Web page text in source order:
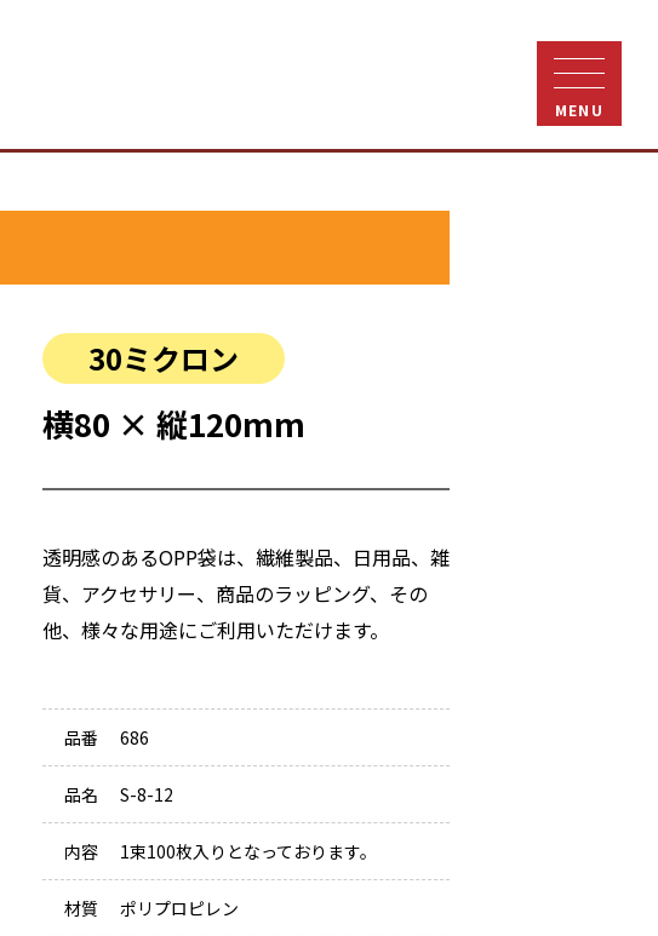
MENU
30ミクロン
横80 × 縦120mm
透明感のあるOPP袋は、繊維製品、日用品、雑
貨、アクセサリー、商品のラッピング、その
他、様々な用途にご利用いただけます。
品番 686
品名 S-8-12
内容 1束100枚入りとなっております。
材質 ポリプロピレン